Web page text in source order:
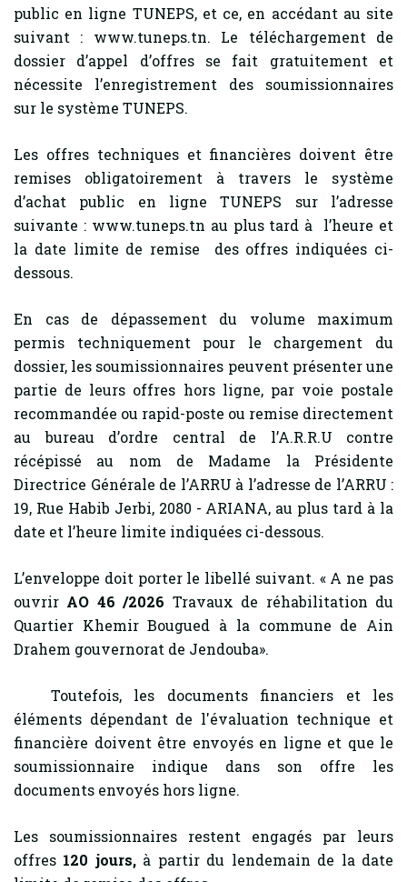
public en ligne TUNEPS, et ce, en accédant au site
suivant : www.tuneps.tn. Le téléchargement de
dossier d’appel d’offres se fait gratuitement et
nécessite l’enregistrement des soumissionnaires
sur le système TUNEPS.
Les offres techniques et financières doivent être
remises obligatoirement à travers le système
d’achat public en ligne TUNEPS sur l’adresse
suivante : www.tuneps.tn au plus tard à l’heure et
la date limite de remise des offres indiquées ci-
dessous.
En cas de dépassement du volume maximum
permis techniquement pour le chargement du
dossier, les soumissionnaires peuvent présenter une
partie de leurs offres hors ligne, par voie postale
recommandée ou rapid-poste ou remise directement
au bureau d’ordre central de l’A.R.R.U contre
récépissé au nom de Madame la Présidente
Directrice Générale de l’ARRU à l’adresse de l’ARRU :
19, Rue Habib Jerbi, 2080 - ARIANA, au plus tard à la
date et l’heure limite indiquées ci-dessous.
L’enveloppe doit porter le libellé suivant. « A ne pas
ouvrir AO 46 /2026 Travaux de réhabilitation du
Quartier Khemir Bougued à la commune de Ain
Drahem gouvernorat de Jendouba».
Toutefois, les documents financiers et les
éléments dépendant de l'évaluation technique et
financière doivent être envoyés en ligne et que le
soumissionnaire indique dans son offre les
documents envoyés hors ligne.
Les soumissionnaires restent engagés par leurs
offres 120 jours,à partir du lendemain de la date